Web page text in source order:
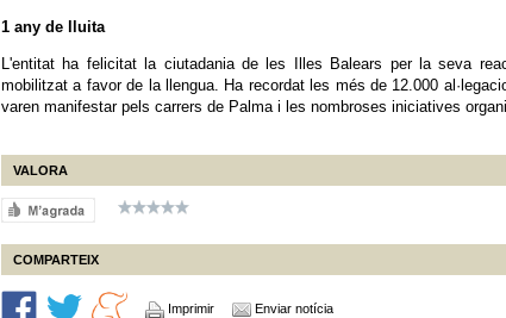
1 any de lluita
L'entitat ha felicitat la ciutadania de les Illes Balears per la seva
mobilitzat a favor de la llengua. Ha recordat les més de 12.000
varen manifestar pels carrers de Palma i les nombroses iniciatives
VALORA
COMPARTEIX
Imprimir Enviar notícia